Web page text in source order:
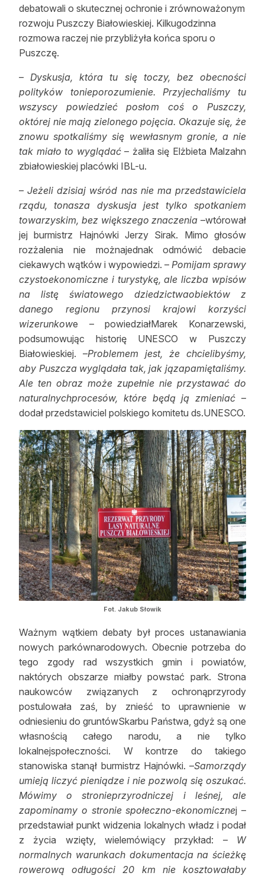
O nas
100 lat „Lasu Polskiego”
Prenumerata
Reklama
Zostań autorem
Archiwum
debatowali o skutecznej ochronie i zrównoważonym
rozwoju Puszczy Białowieskiej. Kilkugodzinna
rozmowa raczej nie przybliżyła końca sporu o
Puszczę.
–Dyskusja, która tu się toczy, bez obecności
polityków tonieporozumienie. Przyjechaliśmy tu
wszyscy powiedzieć posłom coś o Puszczy,
októrej nie mają zielonego pojęcia. Okazuje się, że
znowu spotkaliśmy się wewłasnym gronie, a nie
tak miało to wyglądać– żaliła się Elżbieta Malzahn
zbiałowieskiej placówki IBL-u.
–Jeżeli dzisiaj wśród nas nie ma przedstawiciela
rządu, tonasza dyskusja jest tylko spotkaniem
towarzyskim, bez większego znaczenia –wtórował
jej burmistrz Hajnówki Jerzy Sirak. Mimo głosów
rozżalenia nie możnajednak odmówić debacie
ciekawych wątków i wypowiedzi. – Pomijam sprawy
czystoekonomiczne i turystykę, ale liczba wpisów
na listę światowego dziedzictwaobiektów z
danego regionu przynosi krajowi korzyści
wizerunkowe – powiedziałMarek Konarzewski,
podsumowując historię UNESCO w Puszczy
Białowieskiej. –Problemem jest, że chcielibyśmy,
aby Puszcza wyglądała tak, jak jązapamiętaliśmy.
Ale ten obraz może zupełnie nie przystawać do
naturalnychprocesów, które będą ją zmieniać –
dodał przedstawiciel polskiego komitetu ds.UNESCO.
Fot. Jakub Słowik
Ważnym wątkiem debaty był proces ustanawiania
nowych parkównarodowych. Obecnie potrzeba do
tego zgody rad wszystkich gmin i powiatów,
naktórych obszarze miałby powstać park. Strona
naukowców związanych z ochronąprzyrody
postulowała zaś, by znieść to uprawnienie w
odniesieniu do gruntówSkarbu Państwa, gdyż są one
własnością całego narodu, a nie tylko
lokalnejspołeczności. W kontrze do takiego
stanowiska stanął burmistrz Hajnówki. –Samorządy
umieją liczyć pieniądze i nie pozwolą się oszukać.
Mówimy o stronieprzyrodniczej i leśnej, ale
zapominamy o stronie społeczno-ekonomicznej –
przedstawiał punkt widzenia lokalnych władz i podał
z życia wzięty, wielemówiący przykład: – W
normalnych warunkach dokumentacja na ścieżkę
rowerową odługości 20 km nie kosztowałaby